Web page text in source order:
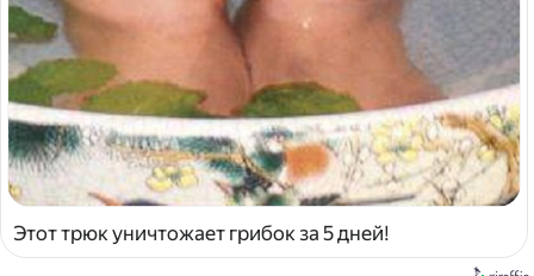
Этот трюк уничтожает грибок за 5 дней!